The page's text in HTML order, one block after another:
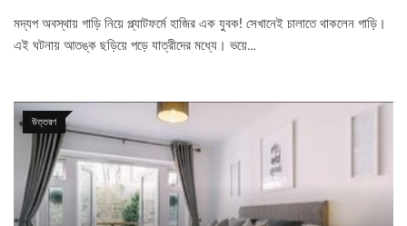
মদ্যপ অবস্থায় গাড়ি নিয়ে প্ল্যাটফর্মে হাজির এক যুবক! সেখানেই চালাতে থাকলেন গাড়ি।
এই ঘটনায় আতঙ্ক ছড়িয়ে পড়ে যাত্রীদের মধ্যে। ভয়ে…
উত্তরণ